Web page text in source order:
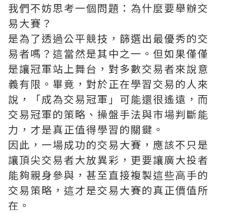
我們不妨思考一個問題：為什麼要舉辦交
易大賽？
是為了透過公平競技，篩選出最優秀的交
易者嗎？這當然是其中之一。但如果僅僅
是讓冠軍站上舞台，對多數交易者來說意
義有限。畢竟，對於正在學習交易的人來
說，「成為交易冠軍」可能還很遙遠，而
交易冠軍的策略、操盤手法與市場判斷能
力，才是真正值得學習的關鍵。
因此，一場成功的交易大賽，應該不只是
讓頂尖交易者大放異彩，更要讓廣大投者
能夠親身參與，甚至直接複製這些高手的
交易策略，這才是交易大賽的真正價值所
在。